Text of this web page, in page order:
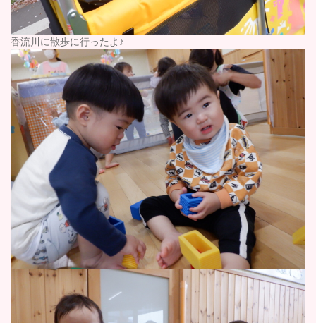
香流川に散歩に行ったよ♪